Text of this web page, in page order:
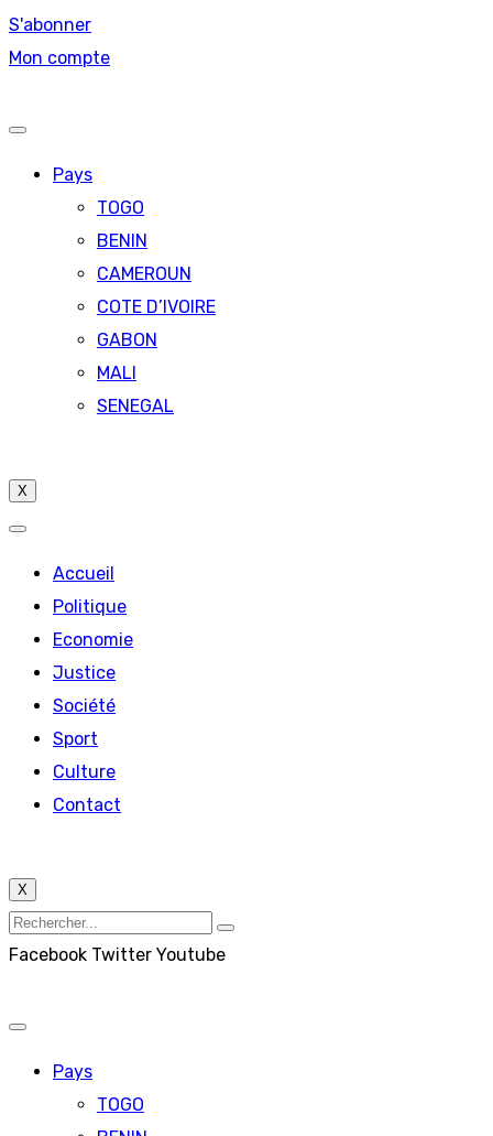
S'abonner
Mon compte
Pays
TOGO
BENIN
CAMEROUN
COTE D’IVOIRE
GABON
MALI
SENEGAL
X
Accueil
Politique
Economie
Justice
Société
Sport
Culture
Contact
X
Facebook Twitter Youtube
Pays
TOGO